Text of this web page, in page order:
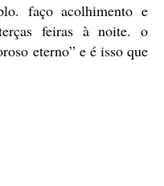
faço acolhimento e
feiras à noite. o
eterno” e é isso que